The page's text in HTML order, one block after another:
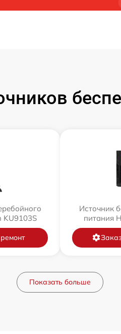
KU9103S
Источник
питания
Показать больше